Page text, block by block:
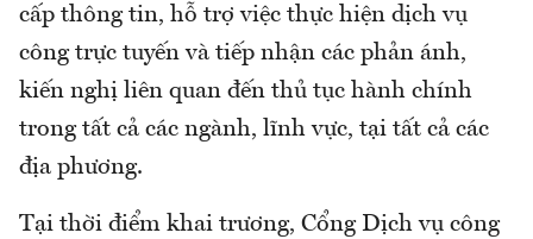
cấp thông tin, hỗ trợ việc thực hiện dịch vụ
công trực tuyến và tiếp nhận các phản ánh,
kiến nghị liên quan đến thủ tục hành chính
trong tất cả các ngành, lĩnh vực, tại tất cả các
địa phương.
Tại thời điểm khai trương, Cổng Dịch vụ công